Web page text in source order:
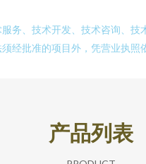
务、技术开发、技术咨询、技
经批准的项目外，凭营业执照
产品列表